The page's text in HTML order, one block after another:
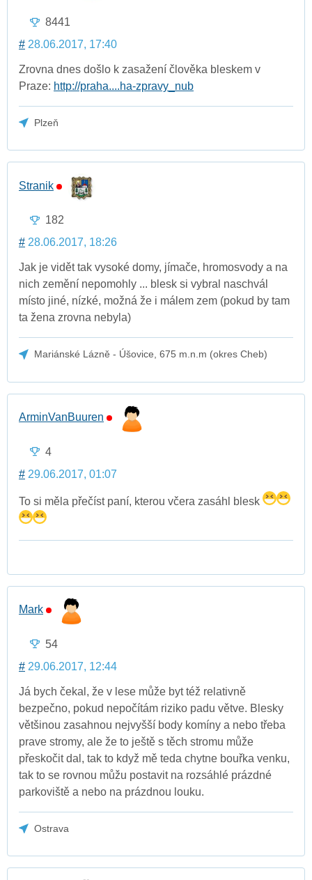
8441
# 28.06.2017, 17:40
Zrovna dnes došlo k zasažení člověka bleskem v
Praze: http://praha....ha-zpravy_nub
Plzeň
Stranik
182
# 28.06.2017, 18:26
Jak je vidět tak vysoké domy, jímače, hromosvody a na
nich zemění nepomohly ... blesk si vybral naschvál
místo jiné, nízké, možná že i málem zem (pokud by tam
ta žena zrovna nebyla)
Mariánské Lázně - Úšovice, 675 m.n.m (okres Cheb)
ArminVanBuuren
4
# 29.06.2017, 01:07
To si měla přečíst paní, kterou včera zasáhl blesk
Mark
54
# 29.06.2017, 12:44
Já bych čekal, že v lese může byt též relativně
bezpečno, pokud nepočítám riziko padu větve. Blesky
většinou zasahnou nejvyšší body komíny a nebo třeba
prave stromy, ale že to ještě s těch stromu může
přeskočit dal, tak to když mě teda chytne bouřka venku,
tak to se rovnou můžu postavit na rozsáhlé prázdné
parkoviště a nebo na prázdnou louku.
Ostrava